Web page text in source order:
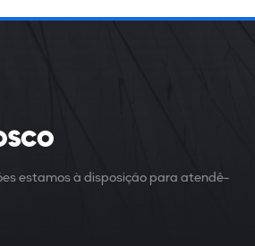
estamos à disposição para atendê-